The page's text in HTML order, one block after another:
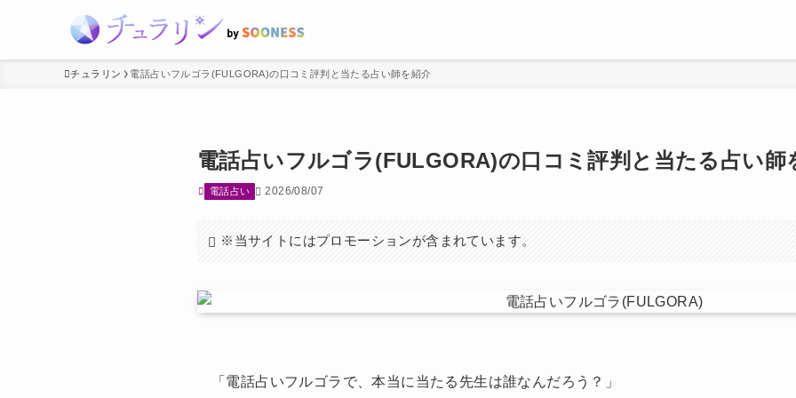
チュラリン 電話占いフルゴラ(FULGORA)の口コミ評判と当たる占い師を紹介
電話占いフルゴラ(FULGORA)の口コミ評判と当たる占い師
電話占い 2026/08/07
※当サイトにはプロモーションが含まれています。
「電話占いフルゴラで、本当に当たる先生は誰なんだろう？」